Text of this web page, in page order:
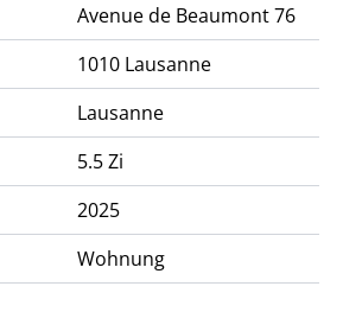
Avenue de Beaumont 76
1010 Lausanne
Lausanne
5.5 Zi
2025
Wohnung